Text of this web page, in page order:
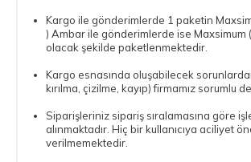
Kargo ile gönderimlerde 1 paketin
) Ambar ile gönderimlerde ise Maxsimum
olacak şekilde paketlenmektedir.
Kargo esnasında oluşabilecek
kırılma, çizilme, kayıp) firmamız sorumlu
Siparişleriniz sipariş sıralamasına göre
alınmaktadır. Hiç bir kullanıcıya aciliyet
verilmemektedir.